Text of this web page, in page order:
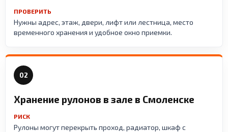
ПРОВЕРИТЬ
Нужны адрес, этаж, двери, лифт или лестница, место
временного хранения и удобное окно приемки.
02
Хранение рулонов в зале в Смоленске
РИСК
Рулоны могут перекрыть проход, радиатор, шкаф с